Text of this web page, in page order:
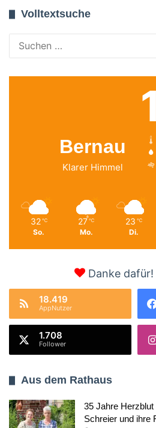
Volltextsuche
Bernau
Klarer Himmel
32 ℃
So.
27 ℃
Mo.
23 ℃
Di.
Danke dafür!
18.419
AppNutzer
1.708
Follower
Aus dem Rathaus
35 Jahre
Schreier und ihre